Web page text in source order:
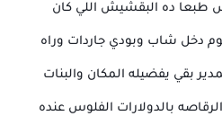
طبعا ده البقشيش اللي كان
دخل شاب وبودي جاردات وراه
بقي يفضيله المكان والبنات
بالدولارات الفلوس عنده